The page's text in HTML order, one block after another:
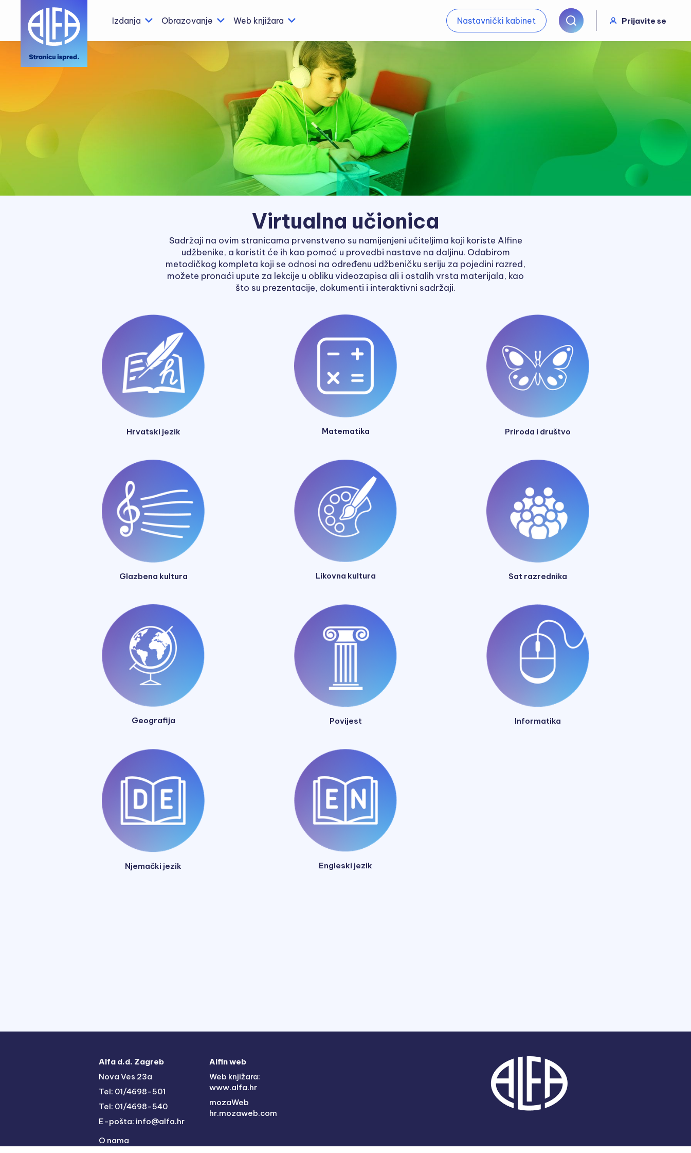
Izdanja Obrazovanje Web knjižara Nastavnički kabinet Prijavite se
Virtualna učionica
Sadržaji na ovim stranicama prvenstveno su namijenjeni učiteljima koji koriste Alfine
udžbenike, a koristit će ih kao pomoć u provedbi nastave na daljinu. Odabirom
metodičkog kompleta koji se odnosi na određenu udžbeničku seriju za pojedini razred,
možete pronaći upute za lekcije u obliku videozapisa ali i ostalih vrsta materijala, kao
što su prezentacije, dokumenti i interaktivni sadržaji.
Hrvatski jezik Matematika Priroda i društvo
Glazbena kultura Likovna kultura Sat razrednika
Geografija Povijest Informatika
Njemački jezik Engleski jezik
Alfa d.d. Zagreb
Nova Ves 23a
Tel: 01/4698-501
Tel: 01/4698-540
E-pošta: info@alfa.hr
O nama
Alfin web
Web knjižara:
www.alfa.hr
mozaWeb
hr.mozaweb.com